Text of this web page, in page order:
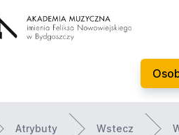
Atrybuty Wstecz